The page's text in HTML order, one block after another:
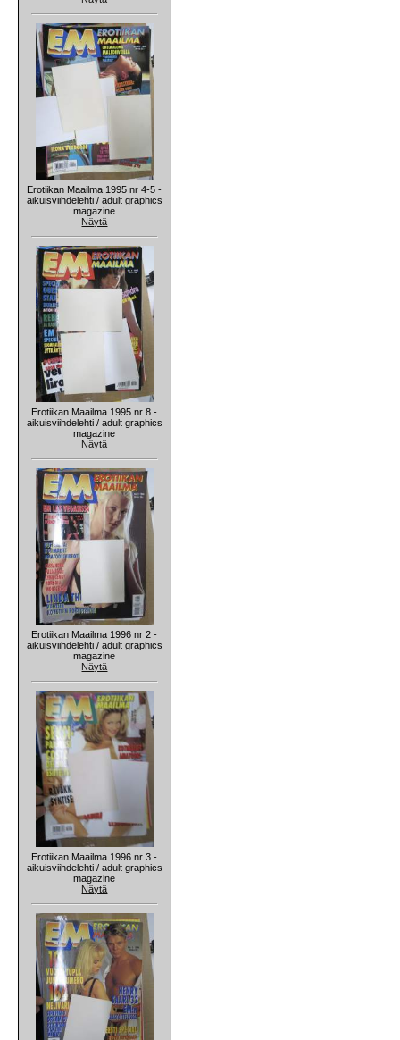
Erotiikan Maailma 1995 nr 4-5 -
aikuisviihdelehti / adult graphics
magazine
Näytä
Erotiikan Maailma 1995 nr 8 -
aikuisviihdelehti / adult graphics
magazine
Näytä
Erotiikan Maailma 1996 nr 2 -
aikuisviihdelehti / adult graphics
magazine
Näytä
Erotiikan Maailma 1996 nr 3 -
aikuisviihdelehti / adult graphics
magazine
Näytä